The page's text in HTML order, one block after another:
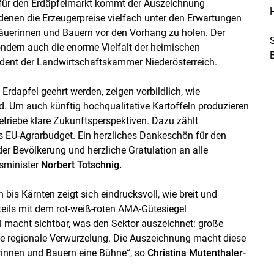
Skip to main content
den Erdäpfelmarkt kommt der Auszeichnung
die Erzeugerpreise vielfach unter den Erwartungen
und Bauern vor den Vorhang zu holen. Der
auch die enorme Vielfalt der heimischen
der Landwirtschaftskammer Niederösterreich.
geehrt werden, zeigen vorbildlich, wie
Um auch künftig hochqualitative Kartoffeln produzieren
klare Zukunftsperspektiven. Dazu zählt
Agrarbudget. Ein herzliches Dankeschön für den
Bevölkerung und herzliche Gratulation an alle
Norbert Totschnig.
bis Kärnten zeigt sich eindrucksvoll, wie breit und
mit dem rot-weiß-roten AMA-Gütesiegel
sichtbar, was den Sektor auszeichnet: große
Verwurzelung. Die Auszeichnung macht diese
und Bauern eine Bühne“, so Christina Mutenthaler-